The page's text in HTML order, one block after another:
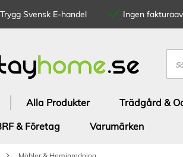
Trygg Svensk E-handel Ingen
Sök
Alla Produkter Trädgård &
& Företag
Varumärken